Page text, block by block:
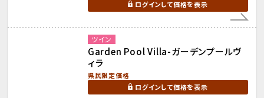
ログインして価格を表示
ツイン
Garden Pool Villa-ガーデンプールヴ
ィラ
県民限定価格
ログインして価格を表示